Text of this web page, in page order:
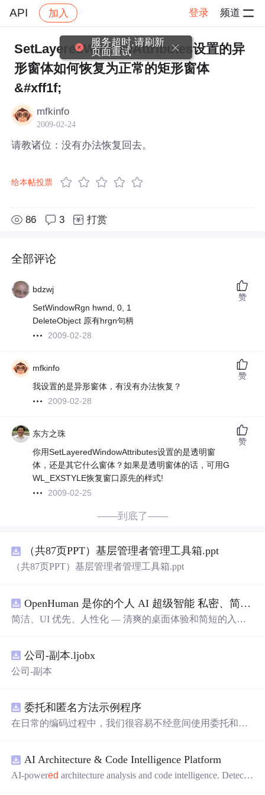
API 加入 登录 频道
社区 API 帖子详情
SetLayeredWindowAttributes设置的异
形窗体如何恢复为正常的矩形窗体
&#xff1f;
mfkinfo
2009-02-24
请教诸位：没有办法恢复回去。
给本帖投票
86 3 打赏
全部评论
bdzwj
SetWindowRgn hwnd, 0, 1
DeleteObject 原有hrgn句柄
2009-02-28
赞
mfkinfo
我设置的是异形窗体，有没有办法恢复？
2009-02-28
赞
东方之珠
你用SetLayeredWindowAttributes设置的是透明窗
体，还是其它什么窗体？如果是透明窗体的话，可用G
WL_EXSTYLE恢复窗口原先的样式!
2009-02-25
赞
——到底了——
（共87页PPT）基层管理者管理工具箱.ppt
（共87页PPT）基层管理者管理工具箱.ppt
OpenHuman 是你的个人 AI 超级智能 私密、简洁、极其强大
简洁、UI 优先、人性化 — 清爽的桌面体验和简短的入门
吉祥物，会说话、能感知周围环境、可作为真实参与者加
入你的 Google Meet 会议、跨周记住你，即使你停止输入
公司-副本.ljobx
公司-副本
委托和匿名方法示例程序
在日常的编码过程中，我们很容易不经意间使用委托和匿
的完整项目示例。
AI Architecture & Code Intelligence Platform
AI-powered architecture analysis and code intelligence. Detects
服务超时,请刷新
页面重试